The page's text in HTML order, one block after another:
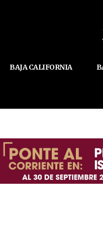
BAJA CALIFORNIA